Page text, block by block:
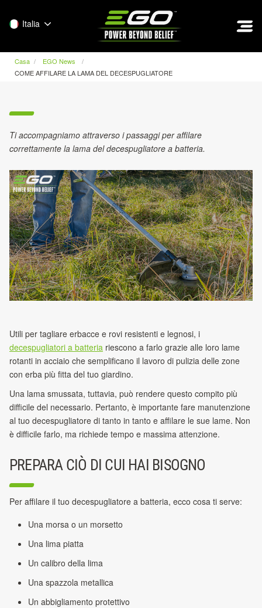
Italia
Casa
EGO News
COME AFFILARE LA LAMA DEL DECESPUGLIATORE
Ti accompagniamo attraverso i passaggi per affilare
correttamente la lama del decespugliatore a batteria.
Utili per tagliare erbacce e rovi resistenti e legnosi, i
decespugliatori a batteria riescono a farlo grazie alle loro lame
rotanti in acciaio che semplificano il lavoro di pulizia delle zone
con erba più fitta del tuo giardino.
Una lama smussata, tuttavia, può rendere questo compito più
difficile del necessario. Pertanto, è importante fare manutenzione
al tuo decespugliatore di tanto in tanto e affilare le sue lame. Non
è difficile farlo, ma richiede tempo e massima attenzione.
PREPARA CIÒ DI CUI HAI BISOGNO
Per affilare il tuo decespugliatore a batteria, ecco cosa ti serve:
Una morsa o un morsetto
Una lima piatta
Un calibro della lima
Una spazzola metallica
Un abbigliamento protettivo